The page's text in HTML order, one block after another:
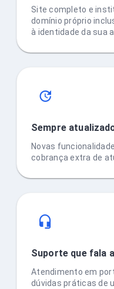
Site completo e
domínio próprio
à identidade da sua
Sempre
Novas
cobrança extra de
Suporte que fala
Atendimento em
dúvidas práticas de